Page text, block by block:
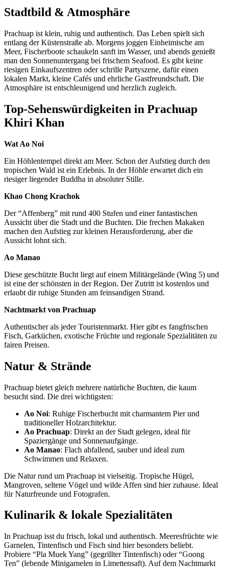
Stadtbild & Atmosphäre
Prachuap ist klein, ruhig und authentisch. Das Leben spielt sich
entlang der Küstenstraße ab. Morgens joggen Einheimische am
Meer, Fischerboote schaukeln sanft im Wasser, und abends genießt
man den Sonnenuntergang bei frischem Seafood. Es gibt keine
riesigen Einkaufszentren oder schrille Partyszene, dafür einen
lokalen Markt, kleine Cafés und ehrliche Gastfreundschaft. Die
Atmosphäre ist entschleunigend und herzlich zugleich.
Top-Sehenswürdigkeiten in Prachuap
Khiri Khan
Wat Ao Noi
Ein Höhlentempel direkt am Meer. Schon der Aufstieg durch den
tropischen Wald ist ein Erlebnis. In der Höhle erwartet dich ein
riesiger liegender Buddha in absoluter Stille.
Khao Chong Krachok
Der “Affenberg” mit rund 400 Stufen und einer fantastischen
Aussicht über die Stadt und die Buchten. Die frechen Makaken
machen den Aufstieg zur kleinen Herausforderung, aber die
Aussicht lohnt sich.
Ao Manao
Diese geschützte Bucht liegt auf einem Militärgelände (Wing 5) und
ist eine der schönsten in der Region. Der Zutritt ist kostenlos und
erlaubt dir ruhige Stunden am feinsandigen Strand.
Nachtmarkt von Prachuap
Authentischer als jeder Touristenmarkt. Hier gibt es fangfrischen
Fisch, Garküchen, exotische Früchte und regionale Spezialitäten zu
fairen Preisen.
Natur & Strände
Prachuap bietet gleich mehrere natürliche Buchten, die kaum
besucht sind. Die drei wichtigsten:
Ao Noi: Ruhige Fischerbucht mit charmantem Pier und
traditioneller Holzarchitektur.
Ao Prachuap: Direkt an der Stadt gelegen, ideal für
Spaziergänge und Sonnenaufgänge.
Ao Manao: Flach abfallend, sauber und ideal zum
Schwimmen und Relaxen.
Die Natur rund um Prachuap ist vielseitig. Tropische Hügel,
Mangroven, seltene Vögel und wilde Affen sind hier zuhause. Ideal
für Naturfreunde und Fotografen.
Kulinarik & lokale Spezialitäten
In Prachuap isst du frisch, lokal und authentisch. Meeresfrüchte wie
Garnelen, Tintenfisch und Fisch sind hier besonders beliebt.
Probiere “Pla Muek Yang” (gegrillter Tintenfisch) oder “Goong
Ten” (lebende Minigarnelen in Limettensaft). Auf dem Nachtmarkt